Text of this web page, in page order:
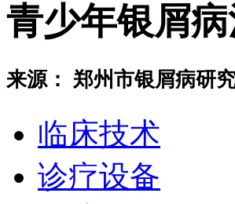
青少年银屑
来源： 郑州市银屑病研
临床技术
诊疗设备